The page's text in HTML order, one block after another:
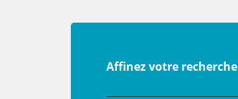
Affinez votre recherche